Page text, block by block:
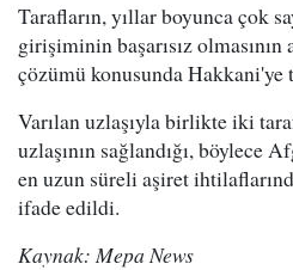
Tarafların, yıllar boyunca çok
girişiminin başarısız olmasının
çözümü konusunda
Varılan uzlaşıyla birlikte iki
uzlaşının sağlandığı, böylece
en uzun süreli aşiret
ifade edildi.
Kaynak: Mepa News